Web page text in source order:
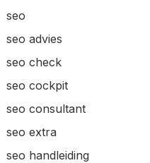
seo
seo advies
seo check
seo cockpit
seo consultant
seo extra
seo handleiding